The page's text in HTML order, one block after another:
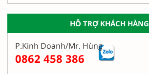
HỖ TRỢ KHÁCH HÀNG
P.Kinh Doanh/Mr. Hùng
0862 458 386